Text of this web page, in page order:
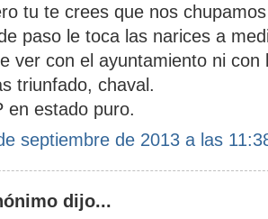
tu te crees que nos
paso le toca las narices a
ver con el ayuntamiento ni con
triunfado, chaval.
en estado puro.
septiembre de 2013 a las
dijo...